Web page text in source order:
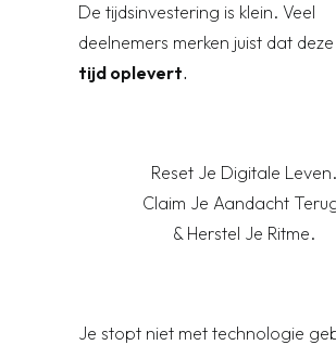
De tijdsinvestering is klein. Veel
deelnemers merken juist dat
tijd oplevert.
Reset Je Digitale Leven.
Claim Je Aandacht
& Herstel Je Ritme.
Je stopt niet met technologie